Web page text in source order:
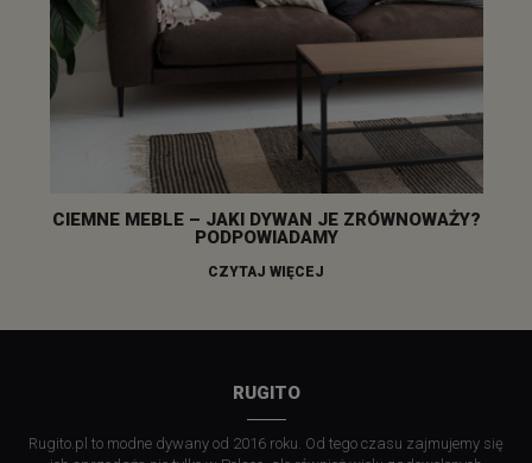
CIEMNE MEBLE – JAKI DYWAN JE ZRÓWNOWAŻY?
PODPOWIADAMY
CZYTAJ WIĘCEJ
RUGITO
Rugito.pl to modne dywany od 2016 roku. Od tego czasu zajmujemy się